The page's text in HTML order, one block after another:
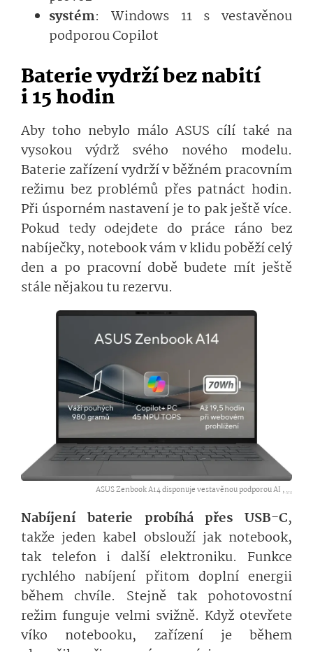
systém: Windows 11 s vestavěnou
podporou Copilot
Baterie vydrží bez nabití
i 15 hodin
Aby toho nebylo málo ASUS cílí také na
vysokou výdrž svého nového modelu.
Baterie zařízení vydrží v běžném pracovním
režimu bez problémů přes patnáct hodin.
Při úsporném nastavení je to pak ještě více.
Pokud tedy odejdete do práce ráno bez
nabíječky, notebook vám v klidu poběží celý
den a po pracovní době budete mít ještě
stále nějakou tu rezervu.
ASUS Zenbook A14 disponuje vestavěnou podporou AI ,...
Nabíjení baterie probíhá přes USB-C,
takže jeden kabel obslouží jak notebook,
tak telefon i další elektroniku. Funkce
rychlého nabíjení přitom doplní energii
během chvíle. Stejně tak pohotovostní
režim funguje velmi svižně. Když otevřete
víko notebooku, zařízení je během